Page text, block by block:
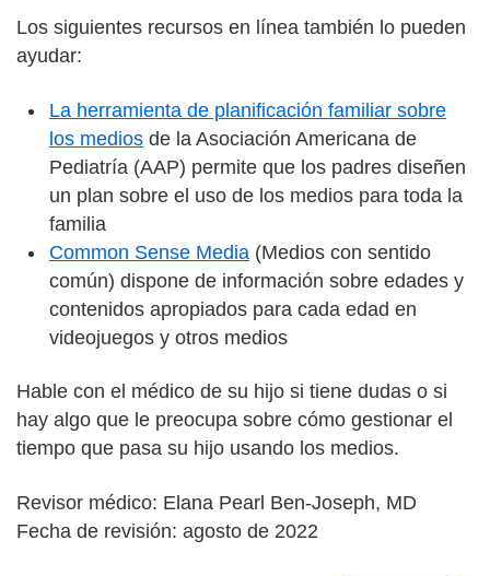
Los siguientes recursos en línea también lo pueden
ayudar:
La herramienta de planificación familiar sobre
los medios de la Asociación Americana de
Pediatría (AAP) permite que los padres diseñen
un plan sobre el uso de los medios para toda la
familia
Common Sense Media (Medios con sentido
común) dispone de información sobre edades y
contenidos apropiados para cada edad en
videojuegos y otros medios
Hable con el médico de su hijo si tiene dudas o si
hay algo que le preocupa sobre cómo gestionar el
tiempo que pasa su hijo usando los medios.
Revisor médico: Elana Pearl Ben-Joseph, MD
Fecha de revisión: agosto de 2022